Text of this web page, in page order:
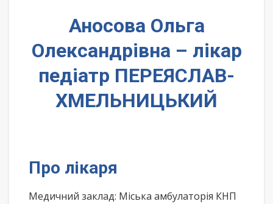
Аносова Ольга
Олександрівна – лікар
педіатр ПЕРЕЯСЛАВ-
ХМЕЛЬНИЦЬКИЙ
Про лікаря
Медичний заклад: Міська амбулаторія КНП